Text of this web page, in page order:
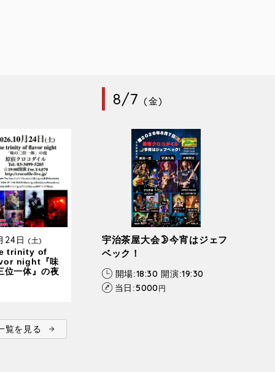
24日 (土)
trinity of
night『味
位一体』の夜
覧を見る
8/7(金)
宇治茶屋大会🌛今宵はジェフ
ベック！
開場:18:30 開演:19:30
当日:5000 円